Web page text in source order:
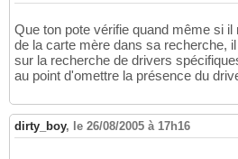
Que ton pote vérifie quand même si
de la carte mère dans sa recherche,
sur la recherche de drivers
au point d'omettre la présence du
dirty_boy, le 26/08/2005 à 17h16